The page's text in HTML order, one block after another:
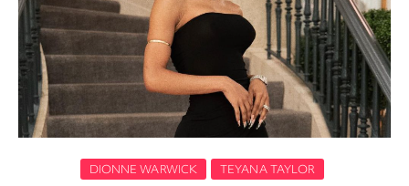
DIONNE WARWICK TEYANA TAYLOR